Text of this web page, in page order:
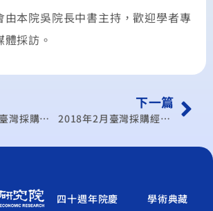
本院吳院長中書主持，歡迎學者專
採訪。
2017年12月臺灣採購經理人指數發布記者會
下一篇
2018年2月臺灣採購經理人指數發布記者會
四十週年院慶 學術典藏